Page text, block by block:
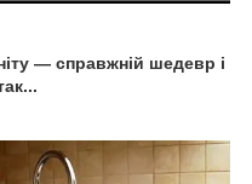
— справжній шедевр і